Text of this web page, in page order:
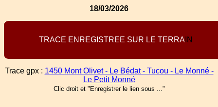
18/03/2026
TRACE EN REG STREE SUR LE TERRA N
Trace gpx : 1450 Mont Olivet - Le Bédat - Tucou - Le Monné -
Le Petit Monné
Clic droit et "Enregistrer le lien sous ..."